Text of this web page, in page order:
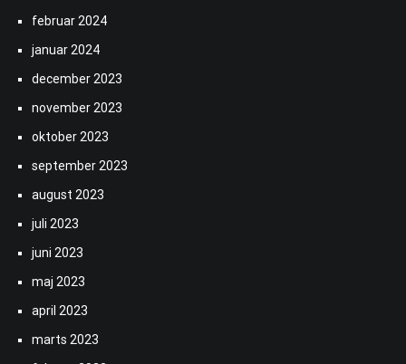
februar 2024
januar 2024
december 2023
november 2023
oktober 2023
september 2023
august 2023
juli 2023
juni 2023
maj 2023
april 2023
marts 2023